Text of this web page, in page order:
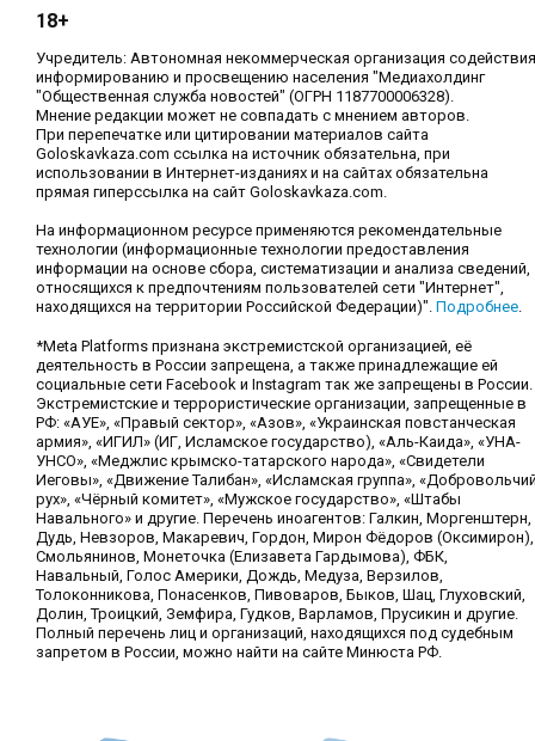
18+
Учредитель: Автономная некоммерческая организация содействия
информированию и просвещению населения "Медиахолдинг
"Общественная служба новостей" (ОГРН 1187700006328).
Мнение редакции может не совпадать с мнением авторов.
При перепечатке или цитировании материалов сайта
Goloskavkaza.com ссылка на источник обязательна, при
использовании в Интернет-изданиях и на сайтах обязательна
прямая гиперссылка на сайт Goloskavkaza.com.
На информационном ресурсе применяются рекомендательные
технологии (информационные технологии предоставления
информации на основе сбора, систематизации и анализа сведений,
относящихся к предпочтениям пользователей сети "Интернет",
находящихся на территории Российской Федерации)". Подробнее
*Meta Platforms признана экстремистской организацией, её
деятельность в России запрещена, а также принадлежащие ей
социальные сети Facebook и Instagram так же запрещены в России.
Экстремистские и террористические организации, запрещенные в
РФ: «АУЕ», «Правый сектор», «Азов», «Украинская повстанческая
армия», «ИГИЛ» (ИГ, Исламское государство), «Аль-Каида», «УНА-
УНСО», «Меджлис крымско-татарского народа», «Свидетели
Иеговы», «Движение Талибан», «Исламская группа»,
рух», «Чёрный комитет», «Мужское государство», «Штабы
Навального» и другие. Перечень иноагентов: Галкин, Моргенштерн,
Дудь, Невзоров, Макаревич, Гордон, Мирон Фёдоров (Оксимирон),
Смольянинов, Монеточка (Елизавета Гардымова), ФБК,
Навальный, Голос Америки, Дождь, Медуза, Верзилов,
Толоконникова, Понасенков, Пивоваров, Быков, Шац, Глуховский,
Долин, Троицкий, Земфира, Гудков, Варламов, Прусикин и другие.
Полный перечень лиц и организаций, находящихся под судебным
запретом в России, можно найти на сайте Минюста РФ.